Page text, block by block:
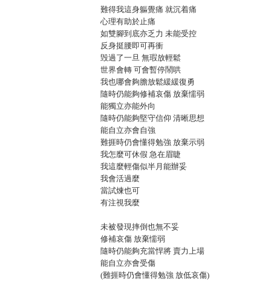
難得我這身軀覺痛 就沉着痛
心理有助於止痛
如雙腳到底亦乏力 未能受控
反身挺腰即可再衝
毁過了一旦 無瑕放輕鬆
世界會轉 可會暫停鬧哄
我也哪會夠膽放鬆緩緩復勇
隨時仍能夠修補哀傷 放棄懦弱
能獨立亦能外向
隨時仍能夠堅守信仰 清晰思想
能自立亦會自強
難捱時仍會懂得勉強 放棄示弱
我怎麼可休假 急在眉睫
我這麼輕傷似半月能辦妥
我會活過麼
當試煉也可
有注視我麼
未被發現摔倒也無不妥
修補哀傷 放棄懦弱
隨時仍能夠充當悍將 賣力上場
能自立亦會受傷
(難捱時仍會懂得勉強 放低哀傷)